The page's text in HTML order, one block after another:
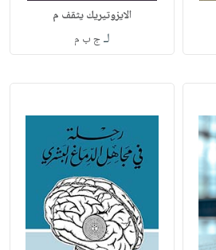
الايزوتيريك يثقف م
لـج ب م